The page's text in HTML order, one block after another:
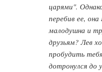
царями".
перебив ее,
малодушна и
друзьям? Лев
пробудить
дотронулся до